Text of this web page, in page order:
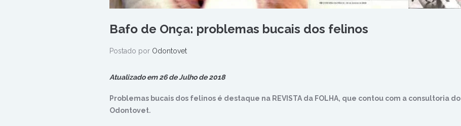
Bafo de Onça: problemas bucais dos felinos
Postado por Odontovet
Atualizado em 26 de Julho de 2018
Problemas bucais dos felinos é destaque na REVISTA da FOLHA, que contou com a consultoria do
Odontovet.